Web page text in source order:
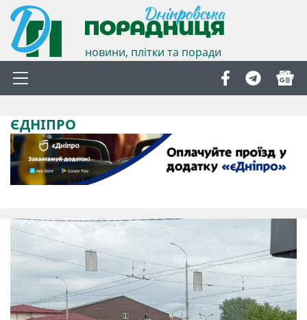
новини, плітки та поради
ЄДНІПРО